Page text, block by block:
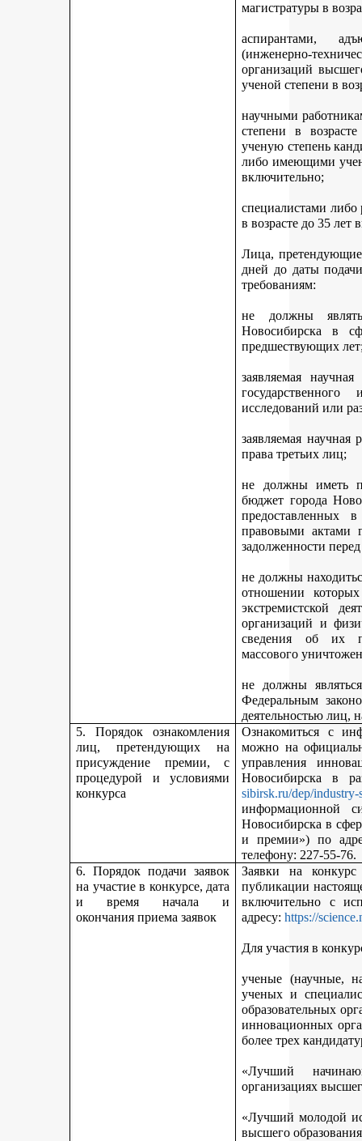
магистратуры в
аспирантами,
(инженерно-
организаций
ученой степени в
научными
степени в
ученую степень
либо имеющими
включительно;
специалистами
в возрасте до 35 лет
Лица,
дней до даты
требованиям:
не должны
Новосибирска в
предшествующих
заявляемая
исследований или
заявляемая
права третьих лиц;
не должны иметь
бюджет города
предоставленных
правовыми актами
задолженности
не должны
отношении
экстремистской
организаций и
сведения об их
массового
не должны
Федеральным
деятельностью лиц,
5. Порядок ознакомления
лиц, претендующих на
присуждение премии, с
процедурой и условиями
конкурса
Ознакомиться с
можно на
управления
Новосибирска в
sibirsk.ru/dep/industry-
информационной
Новосибирска в
и премии») по
телефону: 227-55-76.
6. Порядок подачи заявок
на участие в конкурсе, дата
и время начала и
окончания приема заявок
Заявки на
публикации
включительно с
адресу:https://
Для участия в
ученые (научные,
ученых и
образовательных
инновационных
более трех
«Лучший
организациях
«Лучший молодой
высшего